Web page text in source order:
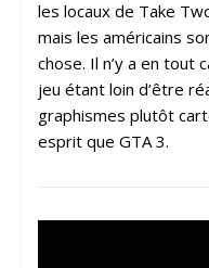
les locaux de Take
mais les américains
chose. Il n’y a en tout
jeu étant loin d’être
graphismes plutôt
esprit que GTA 3.